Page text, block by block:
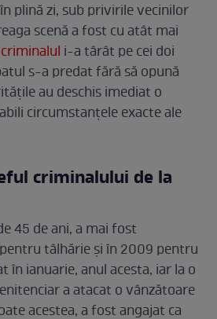
plină zi, sub privirile vecinilor
scenă a fost cu atât mai
criminalul i-a târât pe cei doi
s-a predat fără să opună
au deschis imediat o
circumstanțele exacte ale
criminalului de la
45 de ani, a mai fost
tâlhărie și în 2009 pentru
în ianuarie, anul acesta, iar la o
a atacat o vânzătoare
acestea, a fost angajat ca